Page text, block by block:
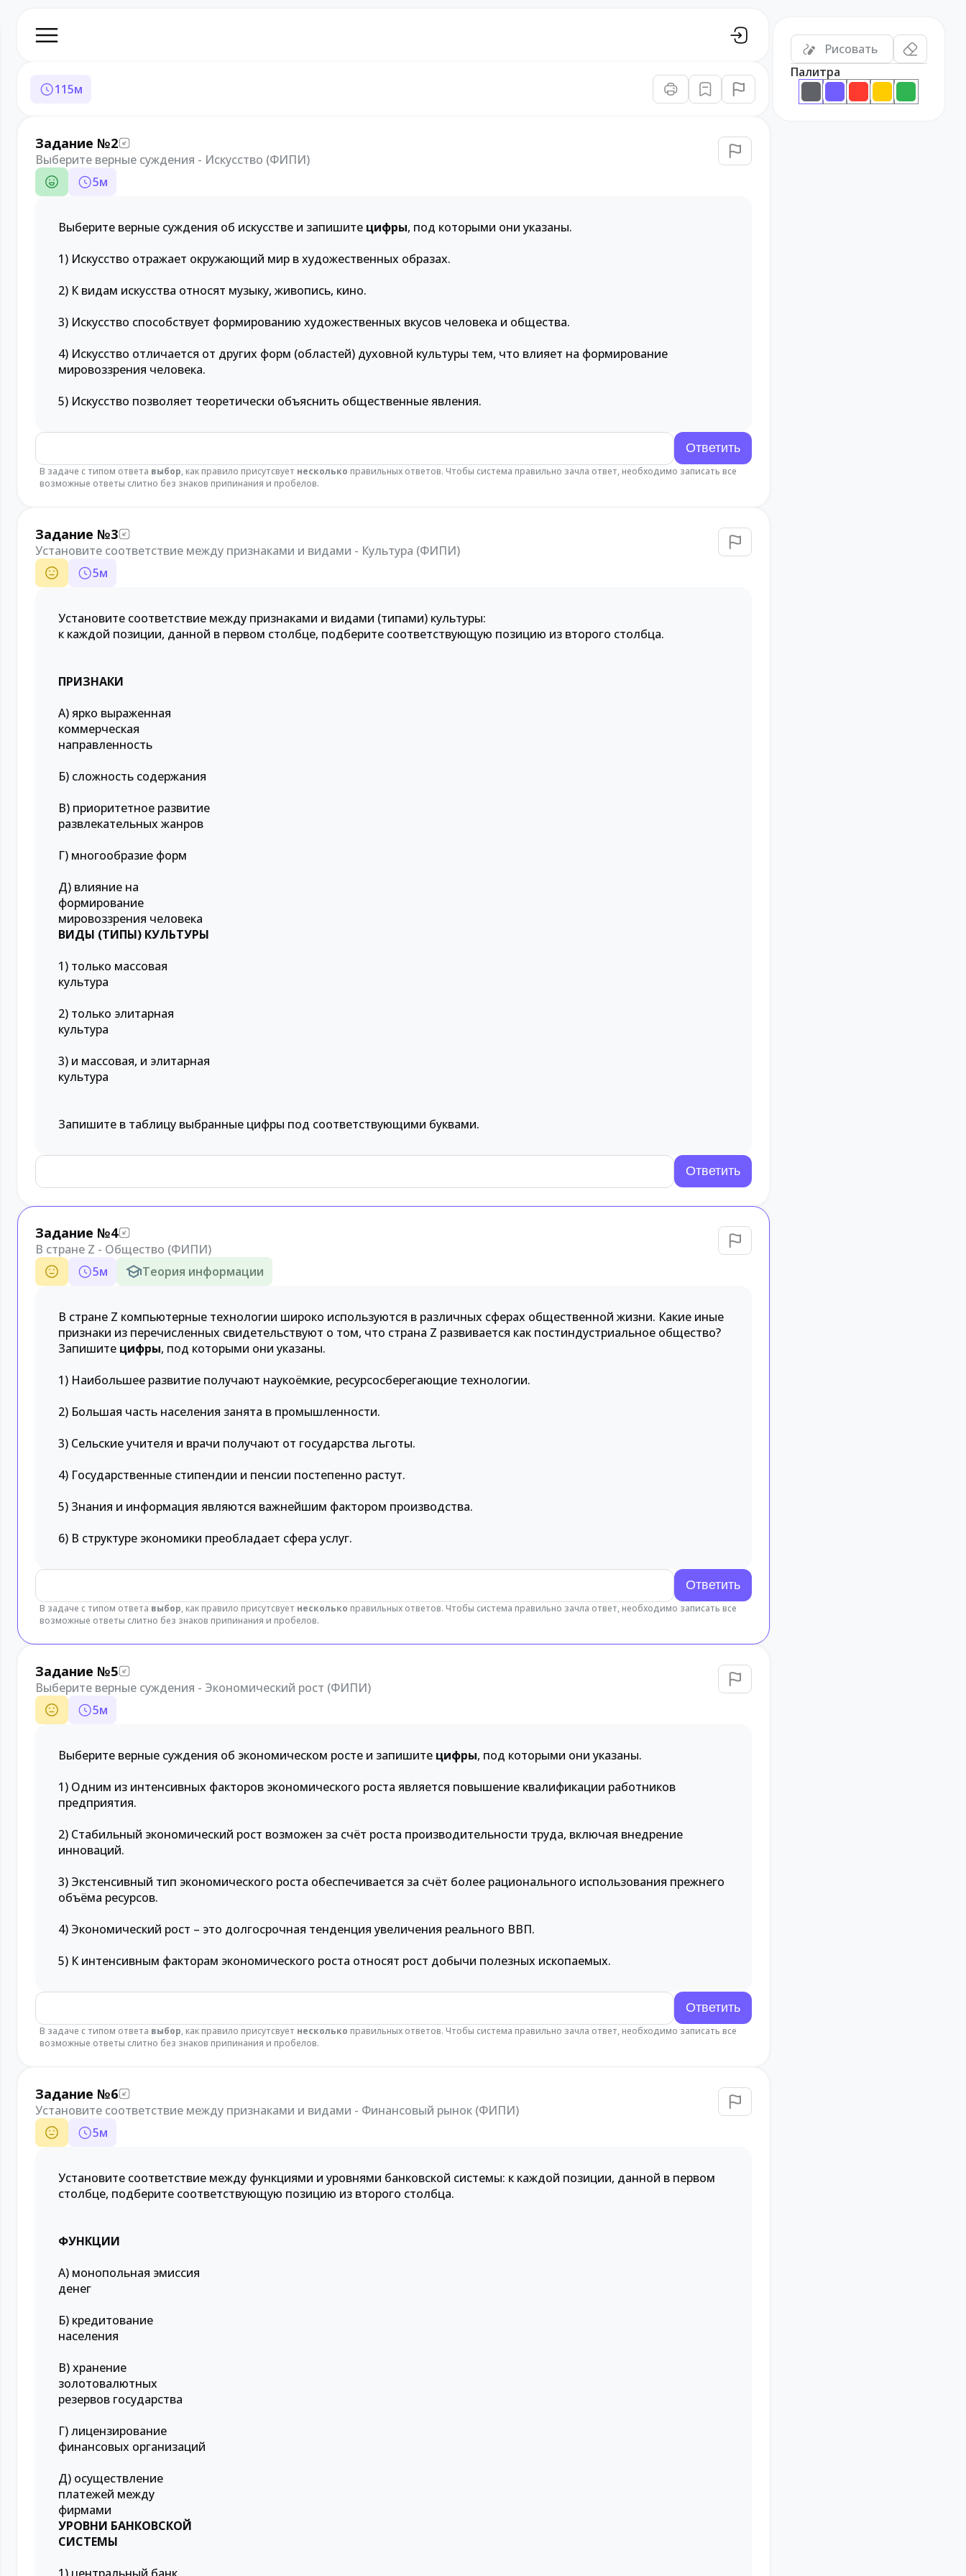
115м
Задание №2
Выберите верные суждения - Искусство (ФИПИ)
5м
Выберите верные суждения об искусстве и запишите цифры, под которыми они указаны.
1) Искусство отражает окружающий мир в художественных образах.
2) К видам искусства относят музыку, живопись, кино.
3) Искусство способствует формированию художественных вкусов человека и общества.
4) Искусство отличается от других форм (областей) духовной культуры тем, что влияет на формирование
мировоззрения человека.
5) Искусство позволяет теоретически объяснить общественные явления.
В задаче с типом ответа выбор, как правило присутсвует несколько правильных ответов. Чтобы система правильно зачла ответ, необходимо записать все
возможные ответы слитно без знаков припинания и пробелов.
Задание №3
Установите соответствие между признаками и видами - Культура (ФИПИ)
5м
Установите соответствие между признаками и видами (типами) культуры:
к каждой позиции, данной в первом столбце, подберите соответствующую позицию из второго столбца.
ПРИЗНАКИ
А) ярко выраженная
коммерческая
направленность
Б) сложность содержания
В) приоритетное развитие
развлекательных жанров
Г) многообразие форм
Д) влияние на
формирование
мировоззрения человека
ВИДЫ (ТИПЫ) КУЛЬТУРЫ
1) только массовая
культура
2) только элитарная
культура
3) и массовая, и элитарная
культура
Запишите в таблицу выбранные цифры под соответствующими буквами.
Задание №4
В стране Z - Общество (ФИПИ)
5м Теория информации
В стране Z компьютерные технологии широко используются в различных сферах общественной жизни. Какие иные
признаки из перечисленных свидетельствуют о том, что страна Z развивается как постиндустриальное общество?
Запишите цифры, под которыми они указаны.
1) Наибольшее развитие получают наукоёмкие, ресурсосберегающие технологии.
2) Большая часть населения занята в промышленности.
3) Сельские учителя и врачи получают от государства льготы.
4) Государственные стипендии и пенсии постепенно растут.
5) Знания и информация являются важнейшим фактором производства.
6) В структуре экономики преобладает сфера услуг.
В задаче с типом ответа выбор, как правило присутсвует несколько правильных ответов. Чтобы система правильно зачла ответ, необходимо записать все
возможные ответы слитно без знаков припинания и пробелов.
Задание №5
Выберите верные суждения - Экономический рост (ФИПИ)
5м
Выберите верные суждения об экономическом росте и запишите цифры, под которыми они указаны.
1) Одним из интенсивных факторов экономического роста является повышение квалификации работников
предприятия.
2) Стабильный экономический рост возможен за счёт роста производительности труда, включая внедрение
инноваций.
3) Экстенсивный тип экономического роста обеспечивается за счёт более рационального использования прежнего
объёма ресурсов.
4) Экономический рост – это долгосрочная тенденция увеличения реального ВВП.
5) К интенсивным факторам экономического роста относят рост добычи полезных ископаемых.
В задаче с типом ответа выбор, как правило присутсвует несколько правильных ответов. Чтобы система правильно зачла ответ, необходимо записать все
возможные ответы слитно без знаков припинания и пробелов.
Задание №6
Установите соответствие между признаками и видами - Финансовый рынок (ФИПИ)
5м
Установите соответствие между функциями и уровнями банковской системы: к каждой позиции, данной в первом
столбце, подберите соответствующую позицию из второго столбца.
ФУНКЦИИ
А) монопольная эмиссия
денег
Б) кредитование
населения
В) хранение
золотовалютных
резервов государства
Г) лицензирование
финансовых организаций
Д) осуществление
платежей между
фирмами
УРОВНИ БАНКОВСКОЙ
СИСТЕМЫ
Рисовать
Палитра